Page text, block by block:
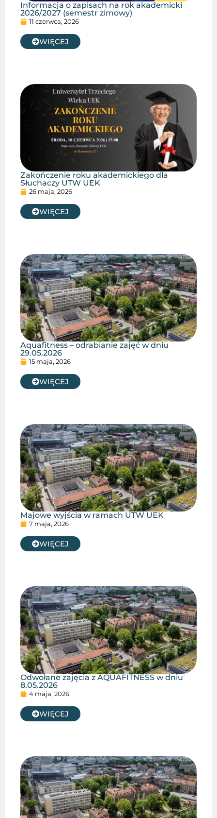
Informacja o zapisach na rok akademicki
2026/2027 (semestr zimowy)
11 czerwca, 2026
WIĘCEJ
Zakończenie roku akademickiego dla
Słuchaczy UTW UEK
26 maja, 2026
WIĘCEJ
Aquafitness – odrabianie zajęć w dniu
29.05.2026
15 maja, 2026
WIĘCEJ
Majowe wyjścia w ramach UTW UEK
7 maja, 2026
WIĘCEJ
Odwołane zajęcia z AQUAFITNESS w dniu
8.05.2026
4 maja, 2026
WIĘCEJ